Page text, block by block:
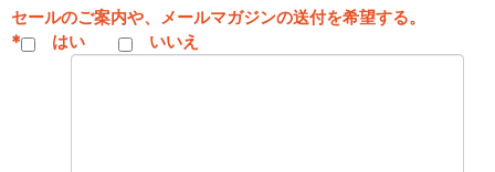
セールのご案内や、メールマガジンの送付を希望する。
*
はい いいえ